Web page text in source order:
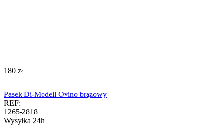
‍180‍ zł
Pasek Di-Modell Ovino brązowy
REF:
1265-2818
Wysyłka 24h